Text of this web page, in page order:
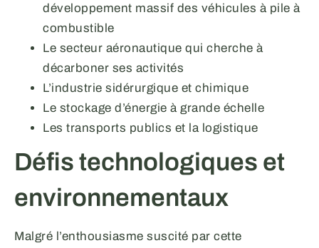
développement massif des véhicules à pile à
combustible
Le secteur aéronautique qui cherche à
décarboner ses activités
L’industrie sidérurgique et chimique
Le stockage d’énergie à grande échelle
Les transports publics et la logistique
Défis technologiques et
environnementaux
Malgré l’enthousiasme suscité par cette